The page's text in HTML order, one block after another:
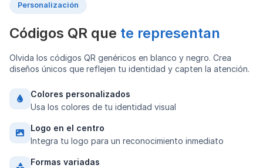
Personalización
Códigos QR que te representan
Olvida los códigos QR genéricos en blanco y negro. Crea
diseños únicos que reflejen tu identidad y capten la atención.
Colores personalizados
Usa los colores de tu identidad visual
Logo en el centro
Integra tu logo para un reconocimiento inmediato
Formas variadas